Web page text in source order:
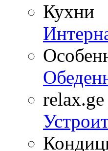
Кухни